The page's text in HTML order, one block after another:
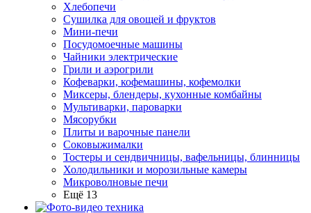
Хлебопечи
Сушилка для овощей и фруктов
Мини-печи
Посудомоечные машины
Чайники электрические
Грили и аэрогрили
Кофеварки, кофемашины, кофемолки
Миксеры, блендеры, кухонные комбайны
Мультиварки, пароварки
Мясорубки
Плиты и варочные панели
Соковыжималки
Тостеры и сендвичницы, вафельницы, блинницы
Холодильники и морозильные камеры
Микроволновые печи
Ещё 13